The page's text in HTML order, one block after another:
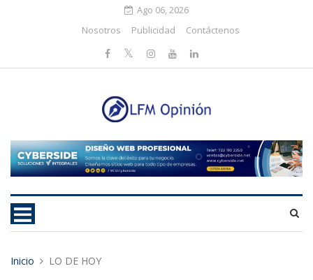
Ago 06, 2026
Nosotros
Publicidad Contáctenos
Inicio LO DE HOY